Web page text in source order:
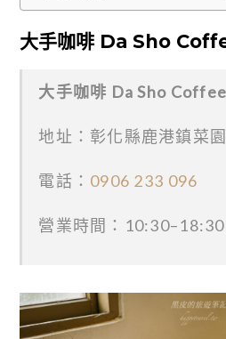
大手咖啡 Da Sho
大手咖啡 Da Sho Coffee
地址：彰化縣鹿港鎮菜
電話： 0906 233 096
營業時間：10:30–18:30